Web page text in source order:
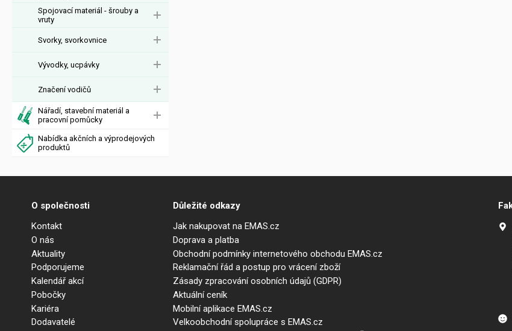
Spojovací materiál - šrouby a
vruty
Svorky, svorkovnice
Vývodky, ucpávky
Značení vodičů
Nářadí, stavební materiál a
pracovní pomůcky
Nabídka akčních a výprodejových
produktů
O společnosti
Kontakt
O nás
Aktuality
Podporujeme
Kalendář akcí
Pobočky
Kariéra
Dodavatelé
Důležité odkazy
Jak nakupovat na EMAS.cz
Doprava a platba
Obchodní podmínky internetového obchodu EMAS.cz
Reklamační řád a postup pro vrácení zboží
Zásady zpracování osobních údajů (GDPR)
Aktuální ceník
Mobilní aplikace EMAS.cz
Velkoobchodní spolupráce s EMAS.cz